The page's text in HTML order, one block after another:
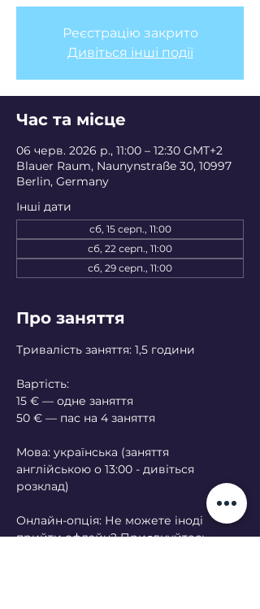
Реєстрацію закрито
Дивіться інші події
Час та місце
06 черв. 2026 р., 11:00 – 12:30 GMT+2
Blauer Raum, Naunynstraße 30, 10997
Berlin, Germany
Інші дати
сб, 15 серп., 11:00
сб, 22 серп., 11:00
сб, 29 серп., 11:00
Про заняття
Тривалість заняття: 1,5 години
Вартість:
15 € — одне заняття
50 € — пас на 4 заняття
Мова: українська (заняття
англійською о 13:00 - дивіться
розклад)
Онлайн-опція: Не можете іноді
прийти офлайн? Приєднуйтесь